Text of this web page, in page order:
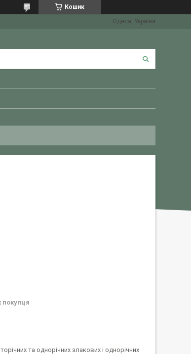
Кошик
Одеса, Україна
покупця
та однорічних злакових і однорічних